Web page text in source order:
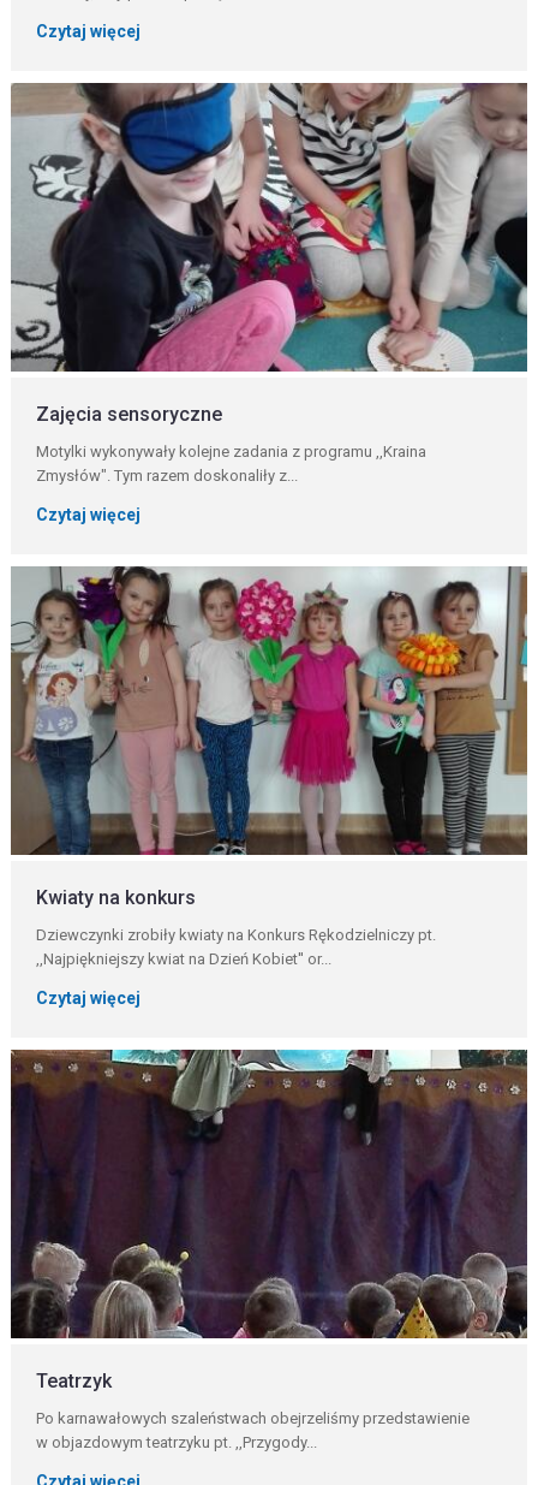
Czytaj więcej
Zajęcia sensoryczne
Motylki wykonywały kolejne zadania z programu ,,Kraina
Zmysłów". Tym razem doskonaliły z...
Czytaj więcej
Kwiaty na konkurs
Dziewczynki zrobiły kwiaty na Konkurs Rękodzielniczy pt.
,,Najpiękniejszy kwiat na Dzień Kobiet'' or...
Czytaj więcej
Teatrzyk
Po karnawałowych szaleństwach obejrzeliśmy przedstawienie
w objazdowym teatrzyku pt. ,,Przygody...